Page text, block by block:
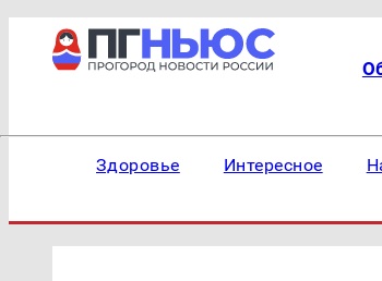
Здоровье Интересное